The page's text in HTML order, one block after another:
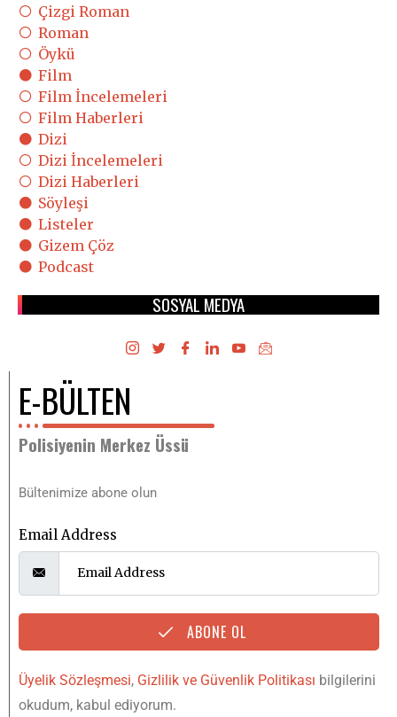
Çizgi Roman
Roman
Öykü
Film
Film İncelemeleri
Film Haberleri
Dizi
Dizi İncelemeleri
Dizi Haberleri
Söyleşi
Listeler
Gizem Çöz
Podcast
SOSYAL MEDYA
E-BÜLTEN
Polisiyenin Merkez Üssü
Bültenimize abone olun
Email Address
ABONE OL
Üyelik Sözleşmesi, Gizlilik ve Güvenlik Politikası bilgilerini
okudum, kabul ediyorum.